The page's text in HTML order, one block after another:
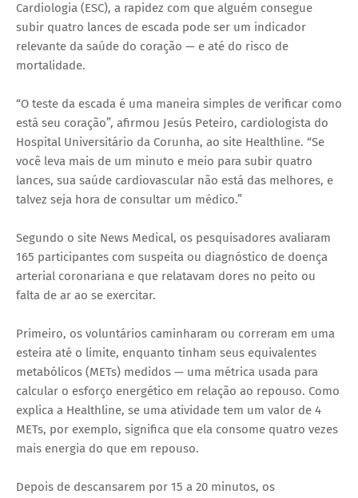
Cardiologia (ESC), a rapidez com que alguém consegue
subir quatro lances de escada pode ser um indicador
relevante da saúde do coração — e até do risco de
mortalidade.
“O teste da escada é uma maneira simples de verificar como
está seu coração”, afirmou Jesús Peteiro, cardiologista do
Hospital Universitário da Corunha, ao site Healthline. “Se
você leva mais de um minuto e meio para subir quatro
lances, sua saúde cardiovascular não está das melhores, e
talvez seja hora de consultar um médico.”
Segundo o site News Medical, os pesquisadores avaliaram
165 participantes com suspeita ou diagnóstico de doença
arterial coronariana e que relatavam dores no peito ou
falta de ar ao se exercitar.
Primeiro, os voluntários caminharam ou correram em uma
esteira até o limite, enquanto tinham seus equivalentes
metabólicos (METs) medidos — uma métrica usada para
calcular o esforço energético em relação ao repouso. Como
explica a Healthline, se uma atividade tem um valor de 4
METs, por exemplo, significa que ela consome quatro vezes
mais energia do que em repouso.
Depois de descansarem por 15 a 20 minutos, os